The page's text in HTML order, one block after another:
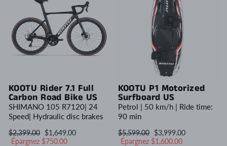
KOOTU Rider 7.1 Full
Carbon Road Bike US
SHIMANO 105 R7120| 24
Speed| Hydraulic disc brakes
Prix
régulier
$2,399.00
Prix
réduit
$1,649.00
Épargnez $750.00
KOOTU P1 Motorized
Surfboard US
Petrol | 50 km/h | Ride time:
90 min
Prix
régulier
$5,599.00
Prix
réduit
$3,999.00
Épargnez $1,600.00